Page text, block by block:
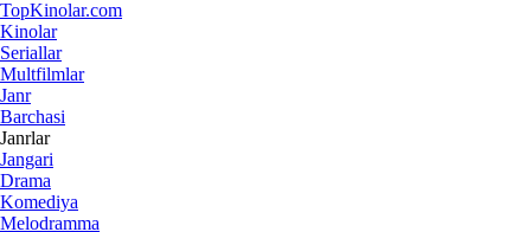
TopKinolar.com
Kinolar
Seriallar
Multfilmlar
Janr
Barchasi
Janrlar
Jangari
Drama
Komediya
Melodramma